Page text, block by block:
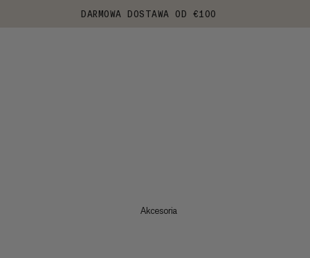
DARMOWA DOSTAWA OD €100
Akcesoria